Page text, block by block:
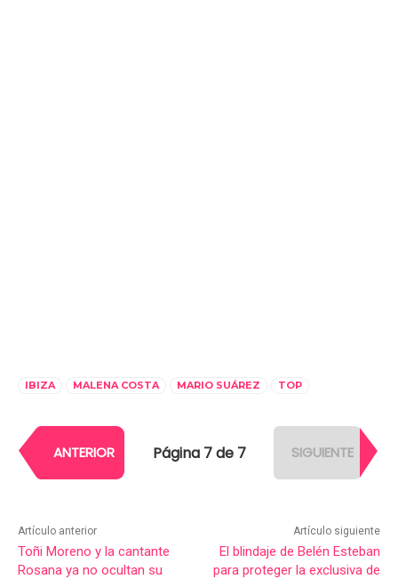
IBIZA MALENA COSTA MARIO SUÁREZ TOP
ANTERIOR Página 7 de 7 SIGUIENTE
Artículo anterior
Toñi Moreno y la cantante
Rosana ya no ocultan su
Artículo siguiente
El blindaje de Belén Esteban
para proteger la exclusiva de